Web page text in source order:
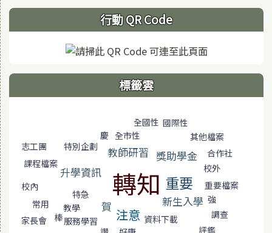
行動 QR Code
標籤雲
全國性 國際性
志工團
特別企劃
慶 全市性 其他檔案
教師研習
課程檔案 獎助學金 合作社
升學資訊 轉知 重要
校外
校內
常用
特急
重要檔案
教學
賀 新生入學 強
家長會
棒服務學習 注意 資料下載
調查
評鑑